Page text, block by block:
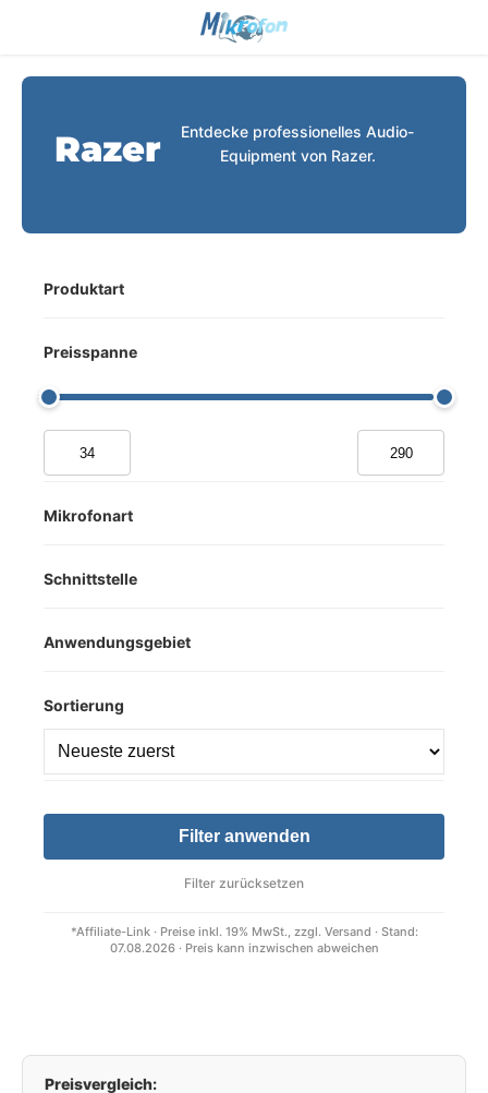
Razer
Entdecke professionelles Audio-
Equipment von Razer.
Produktart
Preisspanne
Mikrofonart
Schnittstelle
Anwendungsgebiet
Sortierung
Filter anwenden
Filter zurücksetzen
*Affiliate-Link · Preise inkl. 19% MwSt., zzgl. Versand · Stand:
07.08.2026 · Preis kann inzwischen abweichen
Preisvergleich: